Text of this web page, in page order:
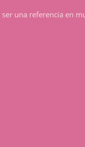
una referencia en